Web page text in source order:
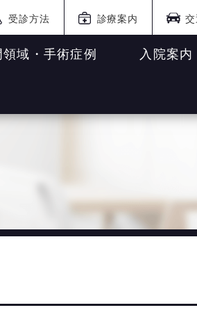
受診方法 診療案内
域・手術症例 入院案内